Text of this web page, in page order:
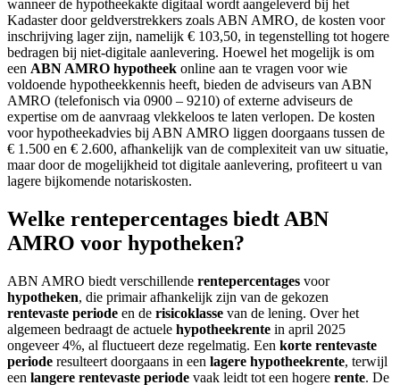
wanneer de hypotheekakte digitaal wordt aangeleverd bij het
Kadaster door geldverstrekkers zoals ABN AMRO, de kosten voor
inschrijving lager zijn, namelijk € 103,50, in tegenstelling tot hogere
bedragen bij niet-digitale aanlevering. Hoewel het mogelijk is om
een ABN AMRO hypotheek online aan te vragen voor wie
voldoende hypotheekkennis heeft, bieden de adviseurs van ABN
AMRO (telefonisch via 0900 – 9210) of externe adviseurs de
expertise om de aanvraag vlekkeloos te laten verlopen. De kosten
voor hypotheekadvies bij ABN AMRO liggen doorgaans tussen de
€ 1.500 en € 2.600, afhankelijk van de complexiteit van uw situatie,
maar door de mogelijkheid tot digitale aanlevering, profiteert u van
lagere bijkomende notariskosten.
Welke rentepercentages biedt ABN
AMRO voor hypotheken?
ABN AMRO biedt verschillende rentepercentages voor
hypotheken, die primair afhankelijk zijn van de gekozen
rentevaste periode en de risicoklasse van de lening. Over het
algemeen bedraagt de actuele hypotheekrente in april 2025
ongeveer 4%, al fluctueert deze regelmatig. Een korte rentevaste
periode resulteert doorgaans in een lagere hypotheekrente, terwijl
een langere rentevaste periode vaak leidt tot een hogere rente. De